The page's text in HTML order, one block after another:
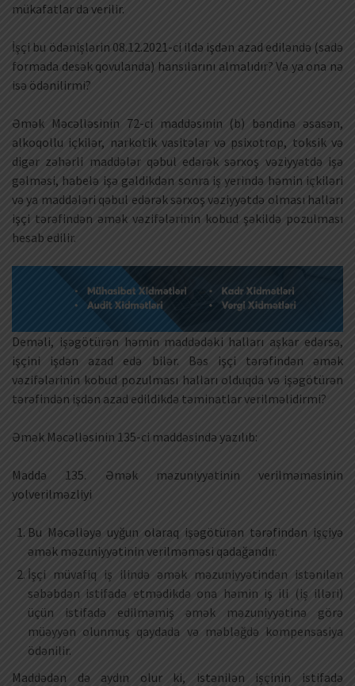
mükafatlar da verilir.
İşçi bu ödənişlərin 08.12.2021-ci ildə işdən azad ediləndə (sadə
formada desək qovulanda) hansılarını almalıdır? Və ya ona nə
isə ödənilirmi?
Əmək Məcəlləsinin 72-ci maddəsinin (b) bəndinə əsasən,
alkoqollu içkilər, narkotik vasitələr və psixotrop, toksik və
digər zəhərli maddələr qəbul edərək sərxoş vəziyyətdə işə
gəlməsi, habelə işə gəldikdən sonra iş yerində həmin içkiləri
və ya maddələri qəbul edərək sərxoş vəziyyətdə olması halları
işçi tərəfindən əmək vəzifələrinin kobud şəkildə pozulması
hesab edilir.
Deməli, işəgötürən həmin maddədəki halları aşkar edərsə,
işçini işdən azad edə bilər. Bəs işçi tərəfindən əmək
vəzifələrinin kobud pozulması halları olduqda və işəgötürən
tərəfindən işdən azad edildikdə təminatlar verilməlidirmi?
Əmək Məcəlləsinin 135-ci maddəsində yazılıb:
Maddə 135. Əmək məzuniyyətinin verilməməsinin
yolverilməzliyi
Bu Məcəlləyə uyğun olaraq işəgötürən tərəfindən işçiyə
əmək məzuniyyətinin verilməməsi qadağandır.
İşçi müvafiq iş ilində əmək məzuniyyətindən istənilən
səbəbdən istifadə etmədikdə ona həmin iş ili (iş illəri)
üçün istifadə edilməmiş əmək məzuniyyətinə görə
müəyyən olunmuş qaydada və məbləğdə kompensasiya
ödənilir.
Maddədən də aydın olur ki, istənilən işçinin istifadə